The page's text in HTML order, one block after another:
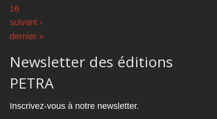
16
suivant ›
dernier »
Newsletter des éditions
PETRA
Inscrivez-vous à notre newsletter.